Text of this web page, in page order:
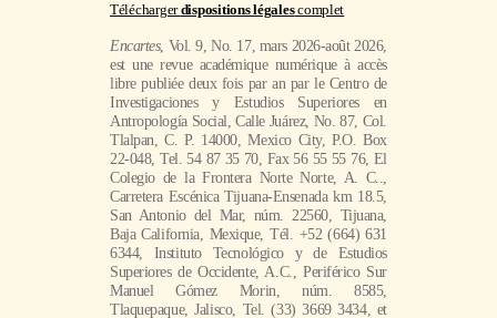
Téléchargerdispositions légalescomplet
Encartes, Vol. 9, No. 17, mars 2026-août 2026,
est une revue académique numérique à accès
libre publiée deux fois par an par le Centro de
Investigaciones y Estudios Superiores en
Antropología Social, Calle Juárez, No. 87, Col.
Tlalpan, C. P. 14000, Mexico City, P.O. Box
22-048, Tel. 54 87 35 70, Fax 56 55 55 76, El
Colegio de la Frontera Norte Norte, A. C..,
Carretera Escénica Tijuana-Ensenada km 18.5,
San Antonio del Mar, núm. 22560, Tijuana,
Baja California, Mexique, Tél. +52 (664) 631
6344, Instituto Tecnológico y de Estudios
Superiores de Occidente, A.C., Periférico Sur
Manuel Gómez Morin, núm. 8585,
Tlaquepaque, Jalisco, Tel. (33) 3669 3434, et